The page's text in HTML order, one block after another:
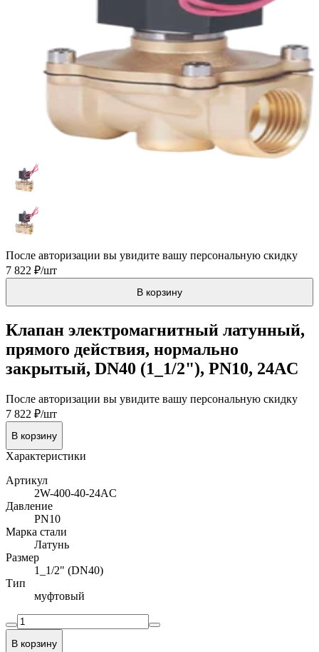
После авторизации вы увидите вашу персональную скидку
7 822 ₽/шт
В корзину
Клапан электромагнитный латунный,
прямого действия, нормально
закрытый, DN40 (1_1/2"), PN10, 24AC
После авторизации вы увидите вашу персональную скидку
7 822 ₽/шт
В корзину
Характеристики
Артикул
2W-400-40-24AC
Давление
PN10
Марка стали
Латунь
Размер
1_1/2" (DN40)
Тип
муфтовый
В корзину